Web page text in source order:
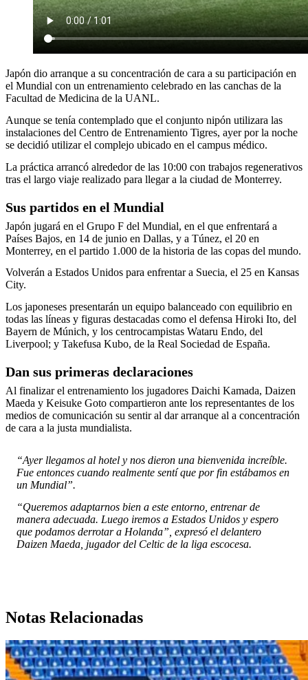
Japón dio arranque a su concentración de cara a su participación en
el Mundial con un entrenamiento celebrado en las canchas de la
Facultad de Medicina de la UANL.
Aunque se tenía contemplado que el conjunto nipón utilizara las
instalaciones del Centro de Entrenamiento Tigres, ayer por la noche
se decidió utilizar el complejo ubicado en el campus médico.
La práctica arrancó alrededor de las 10:00 con trabajos regenerativos
tras el largo viaje realizado para llegar a la ciudad de Monterrey.
Sus partidos en el Mundial
Japón jugará en el Grupo F del Mundial, en el que enfrentará a
Países Bajos, en 14 de junio en Dallas, y a Túnez, el 20 en
Monterrey, en el partido 1.000 de la historia de las copas del mundo.
Volverán a Estados Unidos para enfrentar a Suecia, el 25 en Kansas
City.
Los japoneses presentarán un equipo balanceado con equilibrio en
todas las líneas y figuras destacadas como el defensa Hiroki Ito, del
Bayern de Múnich, y los centrocampistas Wataru Endo, del
Liverpool; y Takefusa Kubo, de la Real Sociedad de España.
Dan sus primeras declaraciones
Al finalizar el entrenamiento los jugadores Daichi Kamada, Daizen
Maeda y Keisuke Goto compartieron ante los representantes de los
medios de comunicación su sentir al dar arranque al a concentración
de cara a la justa mundialista.
“Ayer llegamos al hotel y nos dieron una bienvenida increíble.
Fue entonces cuando realmente sentí que por fin estábamos en
un Mundial”.
“Queremos adaptarnos bien a este entorno, entrenar de
manera adecuada. Luego iremos a Estados Unidos y espero
que podamos derrotar a Holanda”, expresó el delantero
Daizen Maeda, jugador del Celtic de la liga escocesa.
Notas Relacionadas